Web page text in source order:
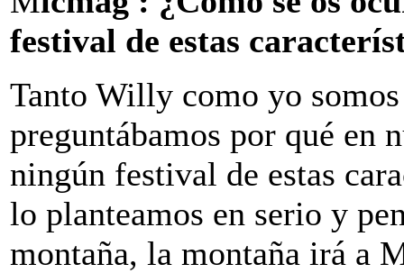
festival de estas
Tanto Willy como yo
preguntábamos por qué en
ningún festival de estas
lo planteamos en serio y
montaña, la montaña irá a